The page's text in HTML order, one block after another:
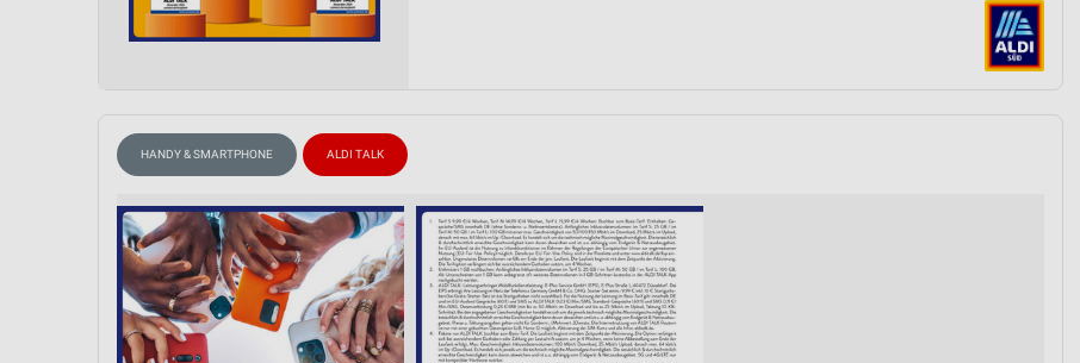
HANDY & SMARTPHONE ALDI TALK
Erstellung von Profilen zur Personalisierung von Inhalten
Messung der Werbeleistung
Analyse von Zielgruppen durch Statistiken oder Kombinationen von Daten aus verschiedenen
Entwicklung und Verbesserung der Angebote
Verwendung reduzierter Daten zur Auswahl von Inhalten